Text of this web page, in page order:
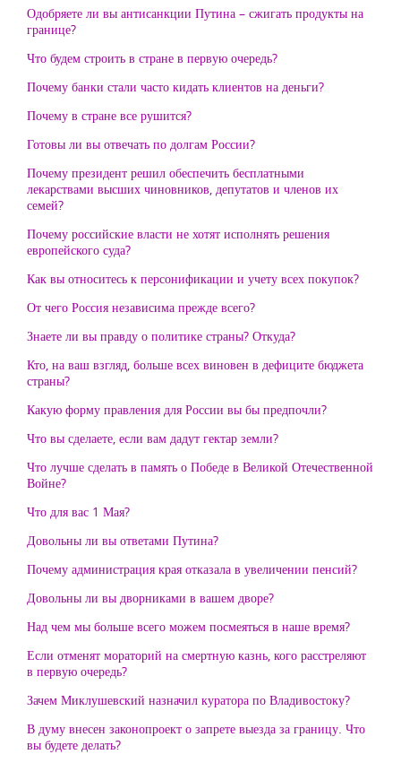
Одобряете ли вы антисанкции Путина – сжигать продукты на
границе?
Что будем строить в стране в первую очередь?
Почему банки стали часто кидать клиентов на деньги?
Почему в стране все рушится?
Готовы ли вы отвечать по долгам России?
Почему президент решил обеспечить бесплатными
лекарствами высших чиновников, депутатов и членов их
семей?
Почему российские власти не хотят исполнять решения
европейского суда?
Как вы относитесь к персонификации и учету всех покупок?
От чего Россия независима прежде всего?
Знаете ли вы правду о политике страны? Откуда?
Кто, на ваш взгляд, больше всех виновен в дефиците бюджета
страны?
Какую форму правления для России вы бы предпочли?
Что вы сделаете, если вам дадут гектар земли?
Что лучше сделать в память о Победе в Великой Отечественной
Войне?
Что для вас 1 Мая?
Довольны ли вы ответами Путина?
Почему администрация края отказала в увеличении пенсий?
Довольны ли вы дворниками в вашем дворе?
Над чем мы больше всего можем посмеяться в наше время?
Если отменят мораторий на смертную казнь, кого расстреляют
в первую очередь?
Зачем Миклушевский назначил куратора по Владивостоку?
В думу внесен законопроект о запрете выезда за границу. Что
вы будете делать?